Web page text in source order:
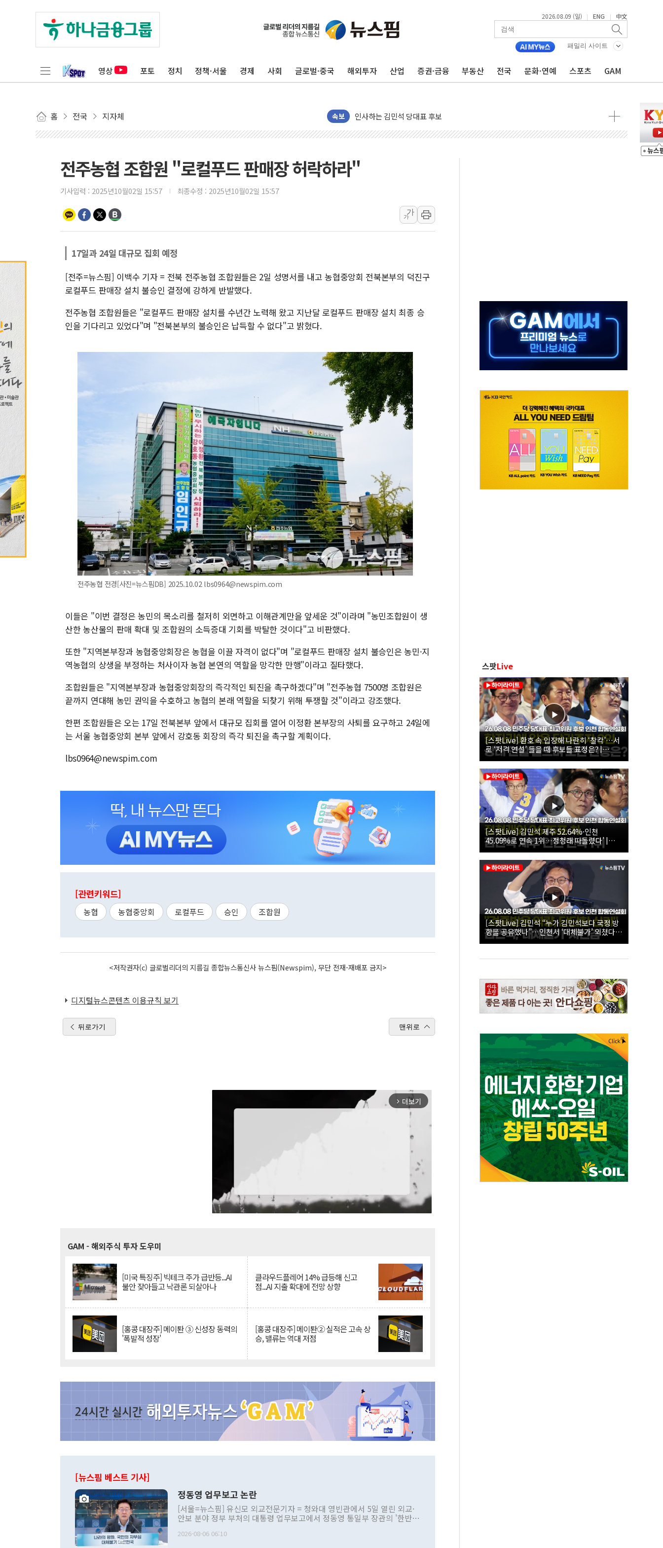
2026.08.09 (일) | ENG | 中文
패밀리 사이트
영상 포토 정치 정책·서울 경제 사회 글로벌·중국 해외투자 산업 증권·금융 부동산 전국 문화·연예 스포츠 GAM
홈 전국 지자체 속보
포항시 재난예산 40억 긴급 투입…고수온 양식장 복구·지원 '총력'
울진·영덕 '호우특보'-포항 '산사태 주의보'...경북도, 호우 피해·통제구간 없어
[종합] 김민석, 정청래에 '0.86%p' 차 재역전 성공...金 45.42% vs 鄭 44.56%
인천 합동연설회 나선 송영길·정청래·김민석 당대표 후보
인사하는 김민석 당대표 후보
[속보] 민주, 인천 경선 결과 발표...김민석 45.09% 정청래 43.27% 송영길 11.63%
이번주 국내 주요 금융일정(8.10~8.14)
폐기물 수거하다 참변…60대 환경미화원 수거차에 치여 사망
서울 중랑구 주택가서 흉기 난동…60대 남성 2명 숨져
추미애, '위안부' 피해자 기림의 날 참석..."국제적 시민 연대로 목소리 내야"
인천서 말다툼 중 어머니 흉기 살해 10대 아들 체포
'화합' 꺼낸 김민석에 '뻔뻔' 받아친 정청래…제주 연설서 신경전 고조
전주농협 조합원 "로컬푸드 판매장 허락하라"
기사입력 : 2025년10월02일 15:57 최종수정 : 2025년10월02일 15:57
가
가
17일과 24일 대규모 집회 예정
[전주=뉴스핌] 이백수 기자 = 전북 전주농협 조합원들은 2일 성명서를 내고 농협중앙회 전북본부의 덕진구
로컬푸드 판매장 설치 불승인 결정에 강하게 반발했다.
전주농협 조합원들은 "로컬푸드 판매장 설치를 수년간 노력해 왔고 지난달 로컬푸드 판매장 설치 최종 승
인을 기다리고 있었다"며 "전북본부의 불승인은 납득할 수 없다"고 밝혔다.
전주농협 전경[사진=뉴스핌DB] 2025.10.02 lbs0964@newspim.com
이들은 "이번 결정은 농민의 목소리를 철저히 외면하고 이해관계만을 앞세운 것"이라며 "농민조합원이 생
산한 농산물의 판매 확대 및 조합원의 소득증대 기회를 박탈한 것이다"고 비판했다.
또한 "지역본부장과 농협중앙회장은 농협을 이끌 자격이 없다"며 "로컬푸드 판매장 설치 불승인은 농민·지
역농협의 상생을 부정하는 처사이자 농협 본연의 역할을 망각한 만행"이라고 질타했다.
조합원들은 "지역본부장과 농협중앙회장의 즉각적인 퇴진을 촉구하겠다"며 "전주농협 7500명 조합원은
끝까지 연대해 농민 권익을 수호하고 농협의 본래 역할을 되찾기 위해 투쟁할 것"이라고 강조했다.
한편 조합원들은 오는 17일 전북본부 앞에서 대규모 집회를 열어 이정환 본부장의 사퇴를 요구하고 24일에
는 서울 농협중앙회 본부 앞에서 강호동 회장의 즉각 퇴진을 촉구할 계획이다.
lbs0964@newspim.com
[관련키워드]
농협 농협중앙회 로컬푸드 승인 조합원
<저작권자(c) 글로벌리더의 지름길 종합뉴스통신사 뉴스핌(Newspim), 무단 전재-재배포 금지>
디지털뉴스콘텐츠 이용규칙 보기
뒤로가기 맨위로
arrow_forward_ios 더보기
GAM - 해외주식 투자 도우미
[미국 특징주] 빅테크 주가 급반등...AI
불안 잦아들고 낙관론 되살아나
클라우드플레어 14% 급등해 신고
점...AI 지출 확대에 전망 상향
[홍콩 대장주] 메이퇀 ③ 신성장 동력의
'폭발적 성장'
[홍콩 대장주] 메이퇀② 실적은 고속 상
승, 밸류는 역대 저점
[뉴스핌 베스트 기사]
정동영 업무보고 논란
[서울=뉴스핌] 유신모 외교전문기자 = 청와대 영빈관에서 5일 열린 외교·
안보 분야 정부 부처의 대통령 업무보고에서 정동영 통일부 장관의 '한반도
발언 중에는 정부 내 조율을 거치지 않은 사안을 정책으로 추진하겠다고 공
2026-08-06 06:10
스팟Live
[스팟Live] 환호 속 입장해 나란히 ‘찰칵’…서
로 ‘저격 연설’ 들을 때 후보들 표정은? |
26.08.08 더불어민주당 당대표·최고위원 후
보 인천 합동연설회
[스팟Live] 김민석 제주 52.64%·인천
45.09%로 연속 1위…정청래 따돌렸다’ |
26.08.08 더불어민주당 당대표·최고위원 후
보 인천 합동연설회
[스팟Live] 김민석 “누가 김민석보다 국정 방
향을 공유했나”…인천서 ‘대체불가’ 외쳤다 |
26.08.08 더불어민주당 당대표·최고위원 후